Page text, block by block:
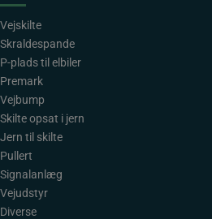
Vejskilte
Skraldespande
P-plads til elbiler
Premark
Vejbump
Skilte opsat i jern
Jern til skilte
Pullert
Signalanlæg
Vejudstyr
Diverse